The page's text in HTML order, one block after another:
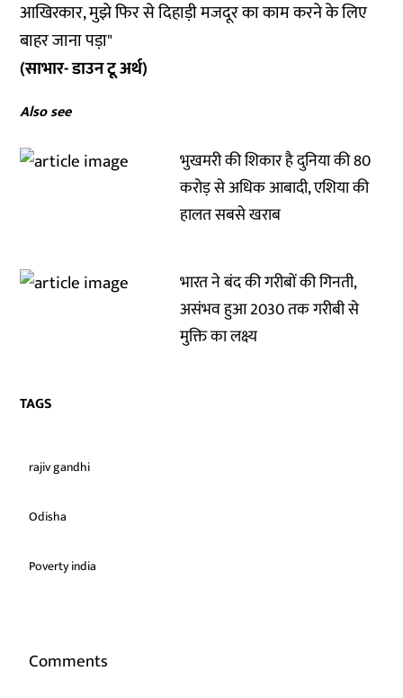
आखिरकार, मुझे फिर से दिहाड़ी मजदूर का काम करने के लिए
बाहर जाना पड़ा"
(साभार- डाउन टू अर्थ)
Also see
भुखमरी की शिकार है दुनिया की 80
करोड़ से अधिक आबादी, एशिया की
हालत सबसे खराब
भारत ने बंद की गरीबों की गिनती,
असंभव हुआ 2030 तक गरीबी से
मुक्ति का लक्ष्य
TAGS
rajiv gandhi
Odisha
Poverty india
Comments